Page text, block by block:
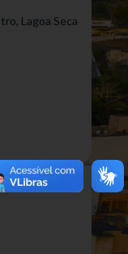
Lagoa Seca